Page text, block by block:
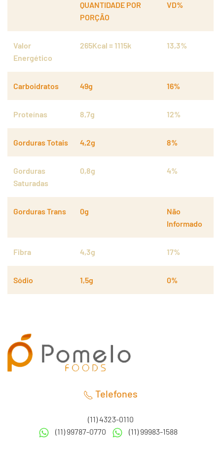
QUANTIDADE POR
PORÇÃO
VD%
Valor
Energético
265Kcal = 1115k 13,3%
Carboidratos 49g 16%
Proteínas 8,7g 12%
Gorduras Totais 4,2g 8%
Gorduras
Saturadas
0,8g 4%
Gorduras Trans 0g
Não
Informado
Fibra 4,3g 17%
Sódio 1,5g 0%
Telefones
(11) 4323-0110
(11) 99787-0770
(11) 99983-1588